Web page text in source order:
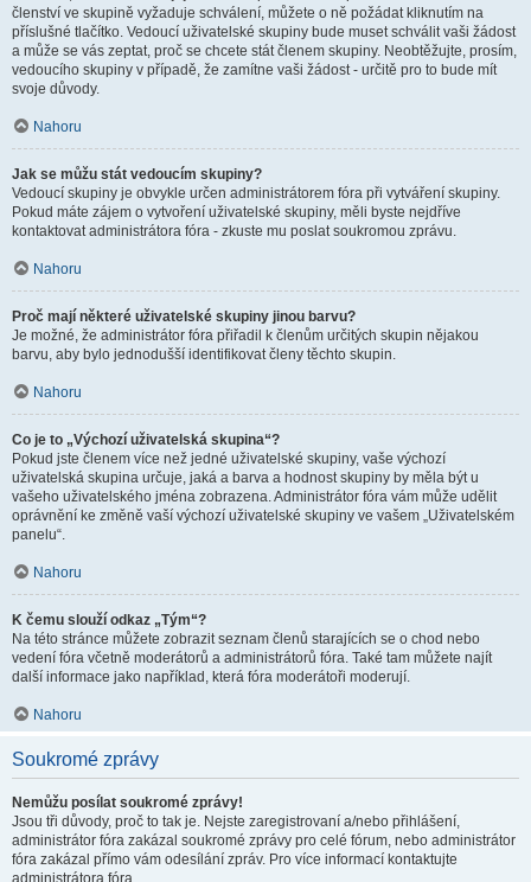
členství ve skupině vyžaduje schválení, můžete o ně požádat kliknutím na
příslušné tlačítko. Vedoucí uživatelské skupiny bude muset schválit vaši žádost
a může se vás zeptat, proč se chcete stát členem skupiny. Neobtěžujte, prosím,
vedoucího skupiny v případě, že zamítne vaši žádost - určitě pro to bude mít
svoje důvody.
Nahoru
Jak se můžu stát vedoucím skupiny?
Vedoucí skupiny je obvykle určen administrátorem fóra při vytváření skupiny.
Pokud máte zájem o vytvoření uživatelské skupiny, měli byste nejdříve
kontaktovat administrátora fóra - zkuste mu poslat soukromou zprávu.
Nahoru
Proč mají některé uživatelské skupiny jinou barvu?
Je možné, že administrátor fóra přiřadil k členům určitých skupin nějakou
barvu, aby bylo jednodušší identifikovat členy těchto skupin.
Nahoru
Co je to „Výchozí uživatelská skupina“?
Pokud jste členem více než jedné uživatelské skupiny, vaše výchozí
uživatelská skupina určuje, jaká a barva a hodnost skupiny by měla být u
vašeho uživatelského jména zobrazena. Administrátor fóra vám může udělit
oprávnění ke změně vaší výchozí uživatelské skupiny ve vašem „Uživatelském
panelu“.
Nahoru
K čemu slouží odkaz „Tým“?
Na této stránce můžete zobrazit seznam členů starajících se o chod nebo
vedení fóra včetně moderátorů a administrátorů fóra. Také tam můžete najít
další informace jako například, která fóra moderátoři moderují.
Nahoru
Soukromé zprávy
Nemůžu posílat soukromé zprávy!
Jsou tři důvody, proč to tak je. Nejste zaregistrovaní a/nebo přihlášení,
administrátor fóra zakázal soukromé zprávy pro celé fórum, nebo administrátor
fóra zakázal přímo vám odesílání zpráv. Pro více informací kontaktujte
administrátora fóra.